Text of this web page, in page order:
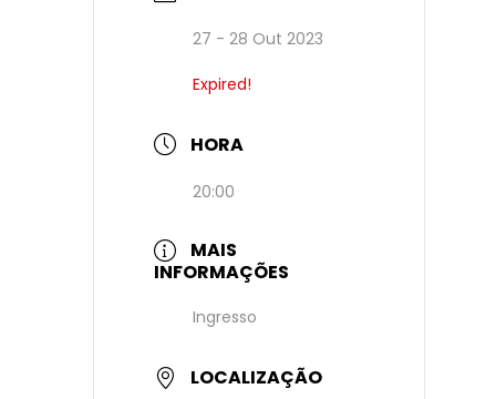
27 - 28 Out 2023
Expired!
HORA
20:00
MAIS
INFORMAÇÕES
Ingresso
LOCALIZAÇÃO